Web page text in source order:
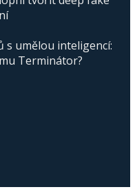
s umělou inteligencí:
Terminátor?